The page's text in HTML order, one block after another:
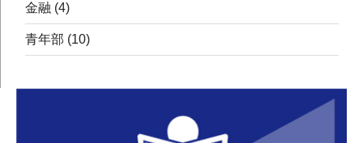
金融 (4)
青年部 (10)